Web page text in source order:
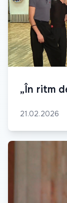
„În ritm
21.02.2026